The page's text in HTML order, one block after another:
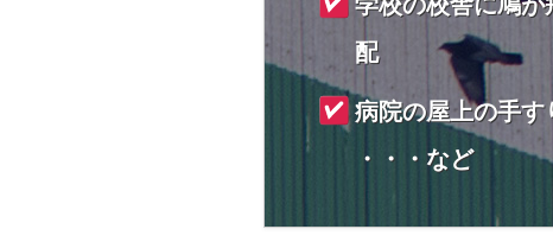
配
病院の屋上の手
・・・など